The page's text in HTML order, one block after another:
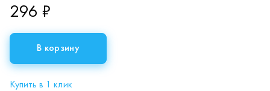
296 ₽
В корзину
Купить в 1 клик